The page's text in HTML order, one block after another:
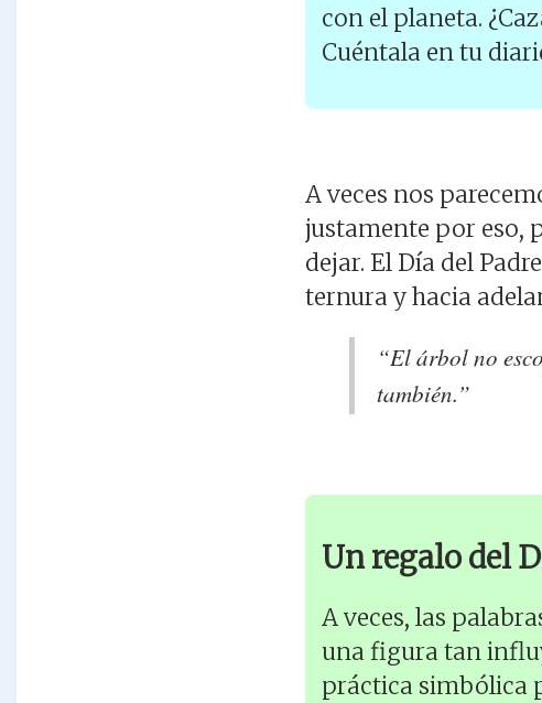
con el planeta.
Cuéntala en tu
A veces nos
justamente por eso,
dejar. El Día del
ternura y hacia
“El árbol no
también.”
Un regalo del
A veces, las
una figura tan
práctica simbólica